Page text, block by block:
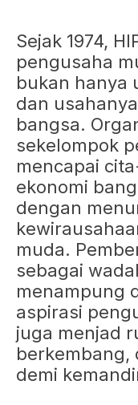
Sejak 1974,
pengusaha
bukan hanya
dan
bangsa.
sekelompok
mencapai
ekonomi
dengan
muda.
sebagai
menampung
aspirasi
juga menjad
berkembang,
demi